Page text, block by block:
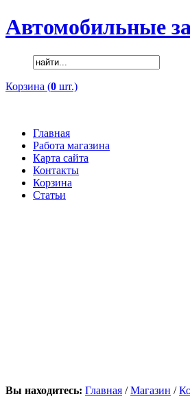
Автомобильные
Корзина (0 шт.)
Главная
Работа магазина
Карта сайта
Контакты
Корзина
Статьи
Вы находитесь: Главная /Магазин /